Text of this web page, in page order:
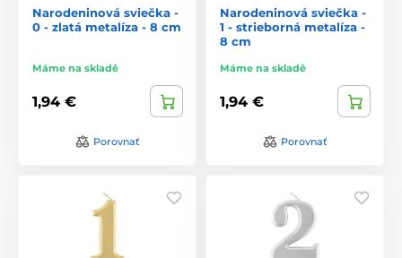
Narodeninová sviečka -
0 - zlatá metalíza - 8 cm
Máme na skladě
1,94 €
Porovnať
Narodeninová sviečka -
1 - strieborná metalíza -
8 cm
Máme na skladě
1,94 €
Porovnať